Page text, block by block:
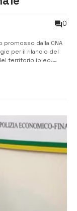
0
dalla CNA
per il rilancio del
territorio ibleo.
comuna...